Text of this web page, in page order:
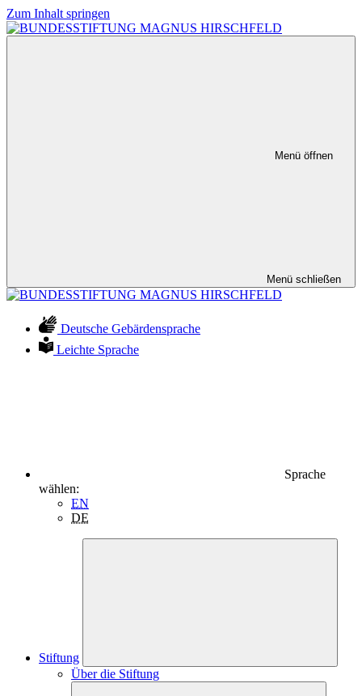
Zum Inhalt springen
Menü öffnen
Menü schließen
Deutsche Gebärdensprache
Leichte Sprache
Sprache
wählen:
EN
DE
Stiftung
Über die Stiftung